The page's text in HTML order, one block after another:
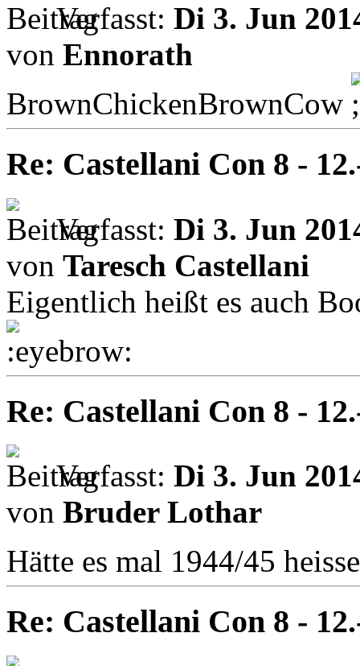
Verfasst: Di 3. Jun
von Ennorath
BrownChickenBrownCow
Re: Castellani Con 8 -
Verfasst: Di 3. Jun
von Taresch Castellani
Eigentlich heißt es auch
Re: Castellani Con 8 -
Verfasst: Di 3. Jun
von Bruder Lothar
Hätte es mal 1944/45
Re: Castellani Con 8 -